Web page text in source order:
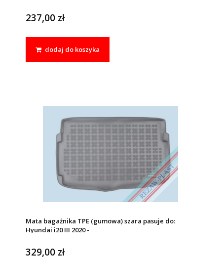
237,00 zł
dodaj do koszyka
Mata bagażnika TPE (gumowa) szara pasuje do:
Hyundai i20 III 2020 -
329,00 zł